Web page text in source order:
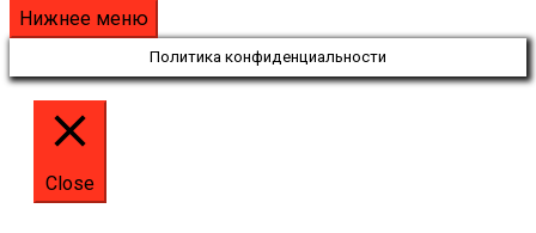
Нижнее меню
Политика конфиденциальности
Close